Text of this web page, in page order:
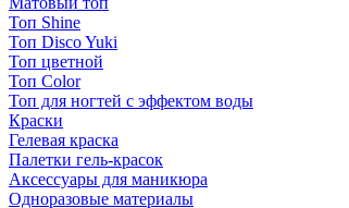
Топ Shine
Топ Disco Yuki
Топ цветной
Топ Color
Топ для ногтей с эффектом воды
Краски
Гелевая краска
Палетки гель-красок
Аксессуары для маникюра
Одноразовые материалы